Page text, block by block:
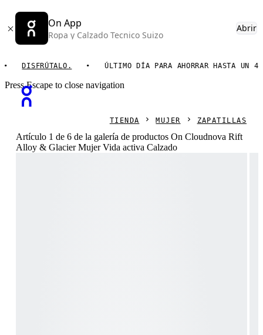
On App
Ropa y Calzado Tecnico Suizo
Abrir
ÚLTIMO DÍA PARA AHORRAR HASTA UN 40%.
Press Escape to close navigation
TIENDA MUJER ZAPATILLAS
Artículo 1 de 6 de la galería de productos On Cloudnova Rift
Alloy & Glacier Mujer Vida activa Calzado